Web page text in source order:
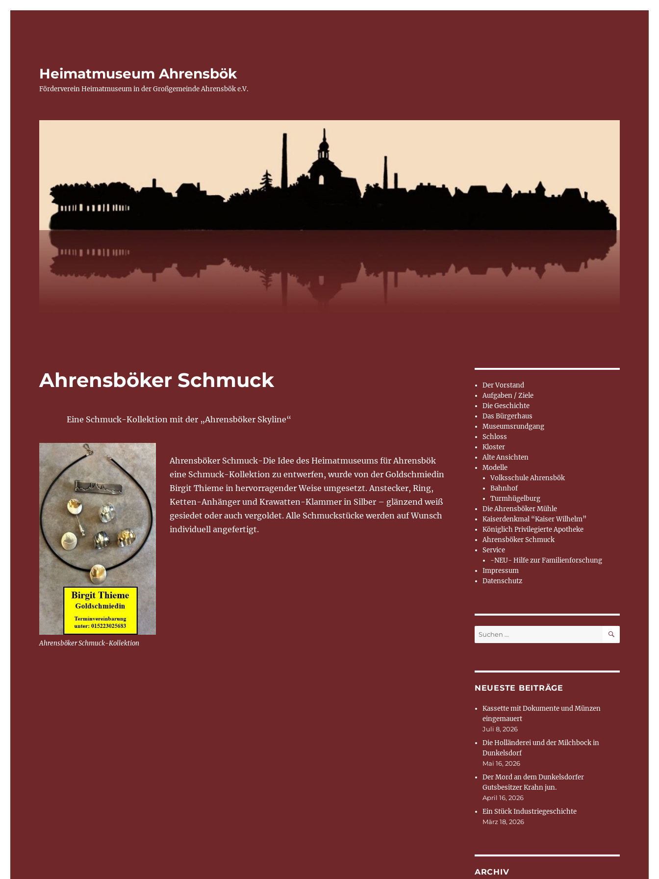
Heimatmuseum Ahrensbök
Förderverein Heimatmuseum in der Großgemeinde Ahrensbök e.V.
Ahrensböker Schmuck
Eine Schmuck-Kollektion mit der „Ahrensböker Skyline“
Ahrensböker Schmuck-Kollektion
Ahrensböker Schmuck-Die Idee des Heimatmuseums für Ahrensbök
eine Schmuck-Kollektion zu entwerfen, wurde von der Goldschmiedin
Birgit Thieme in hervorragender Weise umgesetzt. Anstecker, Ring,
Ketten-Anhänger und Krawatten-Klammer in Silber – glänzend weiß
gesiedet oder auch vergoldet. Alle Schmuckstücke werden auf Wunsch
individuell angefertigt.
Der Vorstand
Aufgaben / Ziele
Die Geschichte
Das Bürgerhaus
Museumsrundgang
Schloss
Kloster
Alte Ansichten
Modelle
Volksschule Ahrensbök
Bahnhof
Turmhügelburg
Die Ahrensböker Mühle
Kaiserdenkmal “Kaiser Wilhelm”
Königlich Privilegierte Apotheke
Ahrensböker Schmuck
Service
-NEU- Hilfe zur Familienforschung
Impressum
Datenschutz
Suchen
nach:
SUCHEN
NEUESTE BEITRÄGE
Kassette mit Dokumente und Münzen
eingemauert
Juli 8, 2026
Die Holländerei und der Milchbock in
Dunkelsdorf
Mai 16, 2026
Der Mord an dem Dunkelsdorfer
Gutsbesitzer Krahn jun.
April 16, 2026
Ein Stück Industriegeschichte
März 18, 2026
ARCHIV